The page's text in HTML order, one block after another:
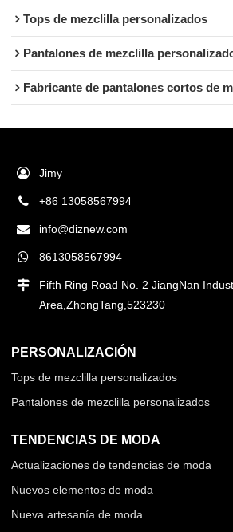
Tops de mezclilla personalizados
Pantalones de mezclilla
Fabricante de pantalones cortos de
Jimy
+86 13058567994
info@diznew.com
8613058567994
Fifth Ring Road No. 2 JiangNan
Area,ZhongTang,523230
PERSONALIZACIÓN
Tops de mezclilla personalizados
Pantalones de mezclilla personalizados
TENDENCIAS DE MODA
Actualizaciones de tendencias de moda
Nuevos elementos de moda
Nueva artesanía de moda